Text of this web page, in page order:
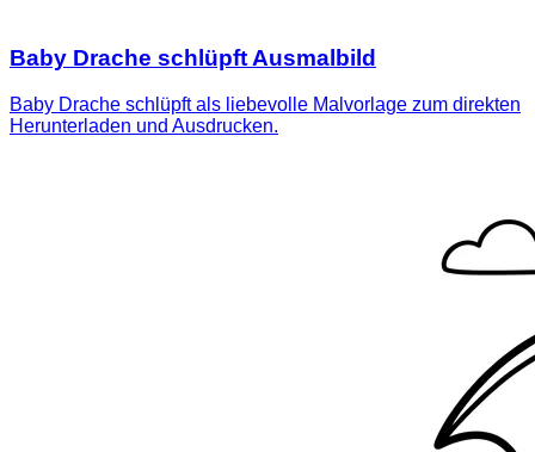
Baby Drache schlüpft Ausmalbild
Baby Drache schlüpft als liebevolle Malvorlage zum direkten
Herunterladen und Ausdrucken.